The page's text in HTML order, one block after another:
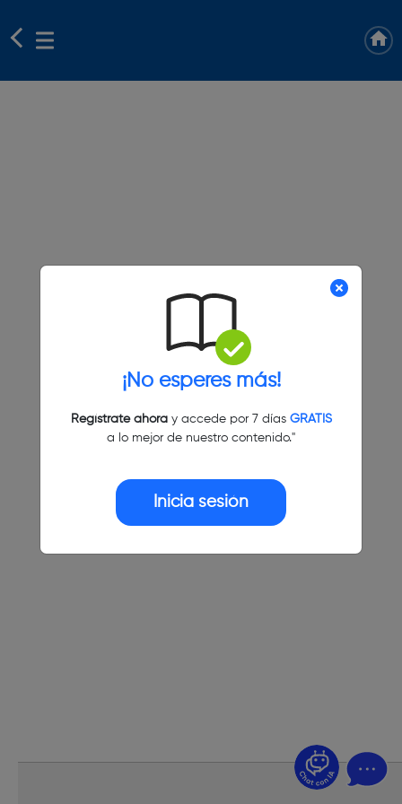
¡No esperes más!
Regístrate ahoray accede por 7 días GRATIS
a lo mejor de nuestro contenido."
Inicia sesión